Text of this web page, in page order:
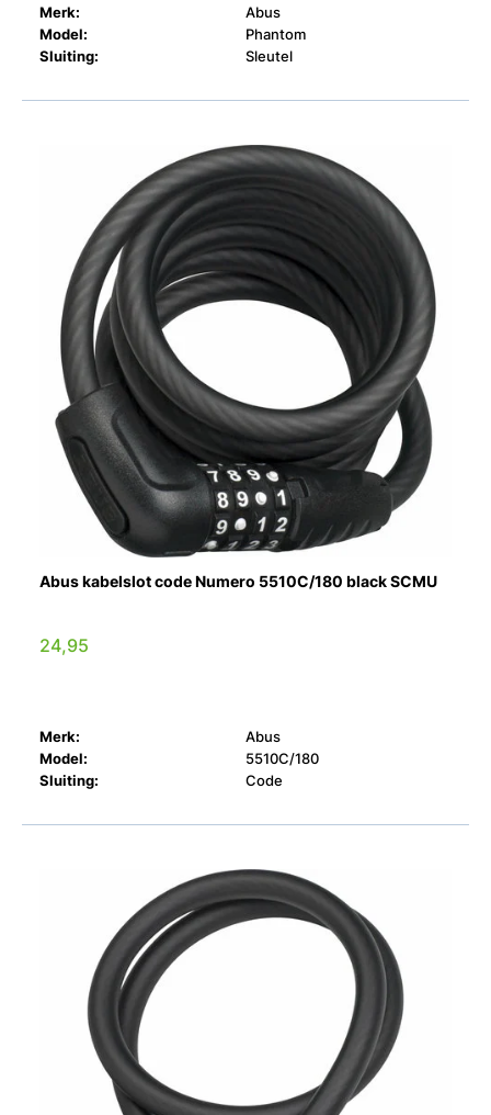
Merk:
Abus
Model:
Phantom
Sluiting:
Sleutel
Abus kabelslot code Numero 5510C/180 black SCMU
24,95
Merk:
Abus
Model:
5510C/180
Sluiting:
Code